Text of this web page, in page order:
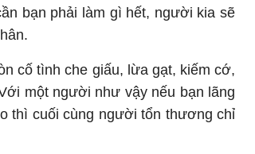
bạn phải làm gì hết, người kia sẽ
cố tình che giấu, lừa gạt, kiếm cớ,
một người như vậy nếu bạn lãng
thì cuối cùng người tổn thương chỉ